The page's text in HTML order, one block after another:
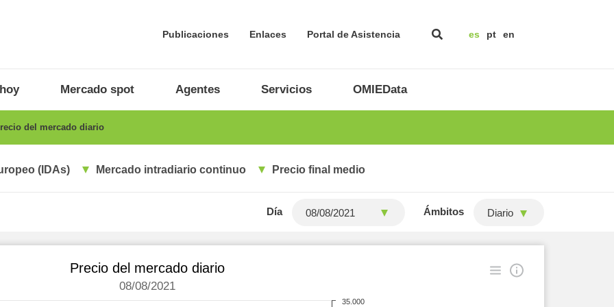
Publicaciones Enlaces Portal de Asistencia es pt en
Mercado spot Agentes Servicios OMIEData
del mercado diario
(IDAs) Mercado intradiario continuo Precio final medio
Día Ámbitos Diario
Precio del mercado diario
08/08/2021
35.000